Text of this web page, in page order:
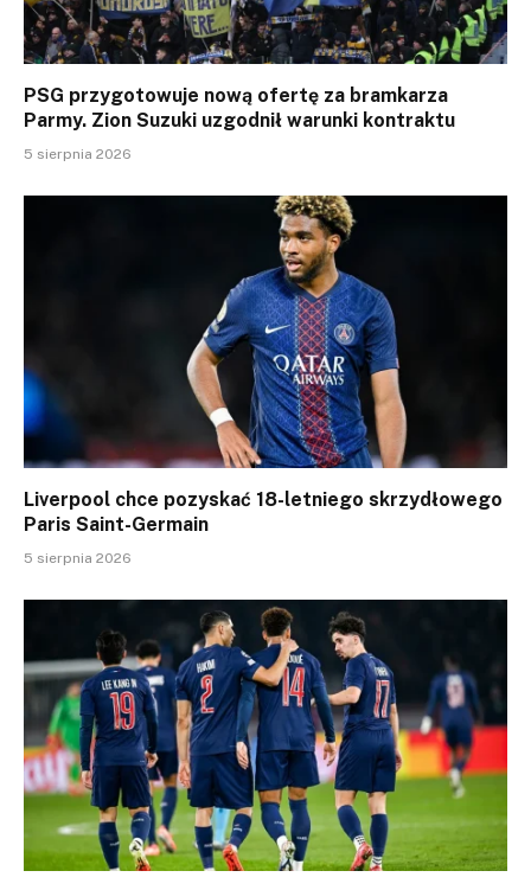
PSG przygotowuje nową ofertę za bramkarza
Parmy. Zion Suzuki uzgodnił warunki kontraktu
5 sierpnia 2026
Liverpool chce pozyskać 18-letniego skrzydłowego
Paris Saint-Germain
5 sierpnia 2026